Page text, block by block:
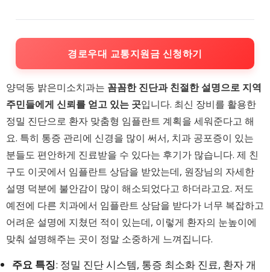
경로우대 교통지원금 신청하기
양덕동 밝은미소치과는 꼼꼼한 진단과 친절한 설명으로 지역
주민들에게 신뢰를 얻고 있는 곳입니다. 최신 장비를 활용한
정밀 진단으로 환자 맞춤형 임플란트 계획을 세워준다고 해
요. 특히 통증 관리에 신경을 많이 써서, 치과 공포증이 있는
분들도 편안하게 진료받을 수 있다는 후기가 많습니다. 제 친
구도 이곳에서 임플란트 상담을 받았는데, 원장님의 자세한
설명 덕분에 불안감이 많이 해소되었다고 하더라고요. 저도
예전에 다른 치과에서 임플란트 상담을 받다가 너무 복잡하고
어려운 설명에 지쳤던 적이 있는데, 이렇게 환자의 눈높이에
맞춰 설명해주는 곳이 정말 소중하게 느껴집니다.
주요 특징: 정밀 진단 시스템, 통증 최소화 진료, 환자 개